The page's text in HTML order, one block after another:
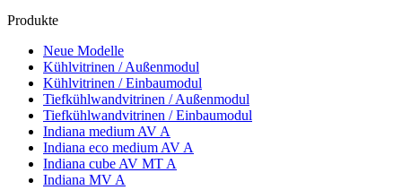
Produkte
Neue Modelle
Kühlvitrinen / Außenmodul
Kühlvitrinen / Einbaumodul
Tiefkühlwandvitrinen / Außenmodul
Tiefkühlwandvitrinen / Einbaumodul
Indiana medium AV A
Indiana eco medium AV A
Indiana cube AV MT A
Indiana MV A